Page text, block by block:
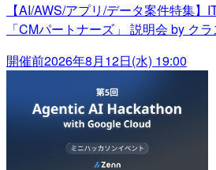
【AI/AWS/アプリ/データ案件特集】
「CMパートナーズ」 説明会 by ク
開催前2026年8月12日(水) 19:00